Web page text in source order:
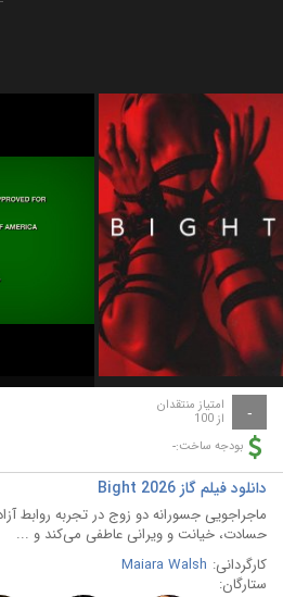
- امتیاز منتقدان
از 100
بودجه ساخت:-
دانلود فیلم گاز Bight 2026
ماجراجویی جسورانه دو زوج در تجربه روابط
حسادت، خیانت و ویرانی عاطفی می‌کند و ...
کارگردانی: Maiara Walsh
ستارگان: